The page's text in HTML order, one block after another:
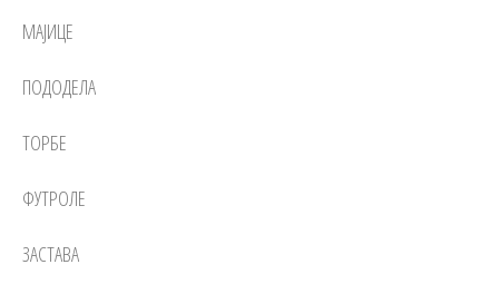
МАЈИЦЕ
ПОДОДЕЛА
ТОРБЕ
ФУТРОЛЕ
ЗАСТАВА